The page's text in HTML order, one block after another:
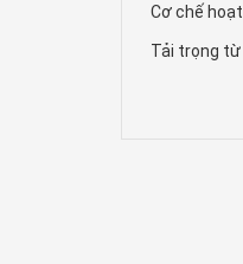
Cơ chế
Tải trọng từ